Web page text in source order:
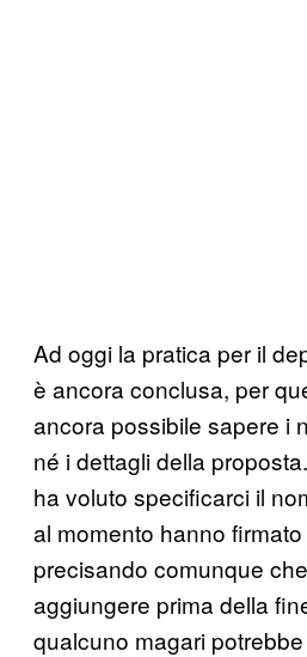
Ad oggi la pratica per il
è ancora conclusa, per
ancora possibile sapere i
né i dettagli della
ha voluto specificarci il
al momento hanno
precisando comunque
aggiungere prima della
qualcuno magari